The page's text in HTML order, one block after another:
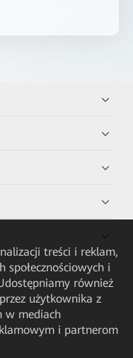
treści i reklam,
i
również
użytkownika z
w mediach
i partnerom